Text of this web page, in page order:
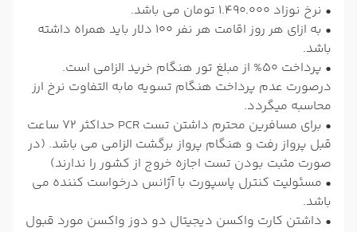
• نرخ نوزاد 1.490.000 تومان می باشد.
• به ازای هر روز اقامت هر نفر 100 دلار باید همراه داشته
باشد.
• پرداخت 50% از مبلغ تور هنگام خرید الزامی است.
درصورت عدم پرداخت هنگام تسویه مابه التفاوت نرخ ارز
محاسبه میگردد.
• برای مسافرین محترم داشتن تست PCR حداکثر 72 ساعت
قبل پرواز رفت و هنگام پرواز برگشت الزامی می باشد. (در
صورت مثبت بودن تست اجازه خروج از کشور را ندارند)
• مسئولیت کنترل پاسپورت با آژانس درخواست کننده می
باشد.
• داشتن کارت واکسن دیجیتال دو دوز واکسن مورد قبول